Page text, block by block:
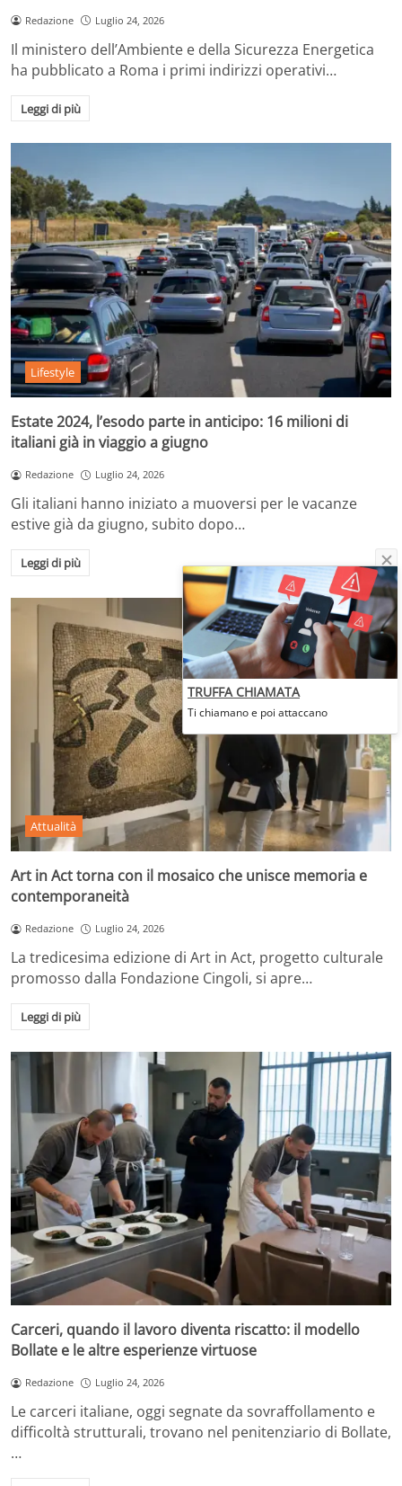
Redazione Luglio 24, 2026
Il ministero dell’Ambiente e della Sicurezza Energetica
ha pubblicato a Roma i primi indirizzi operativi…
Leggi di più
Lifestyle
Estate 2024, l’esodo parte in anticipo: 16 milioni di
italiani già in viaggio a giugno
Redazione Luglio 24, 2026
Gli italiani hanno iniziato a muoversi per le vacanze
estive già da giugno, subito dopo…
Leggi di più
Attualità
Art in Act torna con il mosaico che unisce memoria e
contemporaneità
Redazione Luglio 24, 2026
La tredicesima edizione di Art in Act, progetto culturale
promosso dalla Fondazione Cingoli, si apre…
Leggi di più
Carceri, quando il lavoro diventa riscatto: il modello
Bollate e le altre esperienze virtuose
Redazione Luglio 24, 2026
Le carceri italiane, oggi segnate da sovraffollamento e
difficoltà strutturali, trovano nel penitenziario di Bollate,
…
TRUFFA CHIAMATA
Ti chiamano e poi attaccano